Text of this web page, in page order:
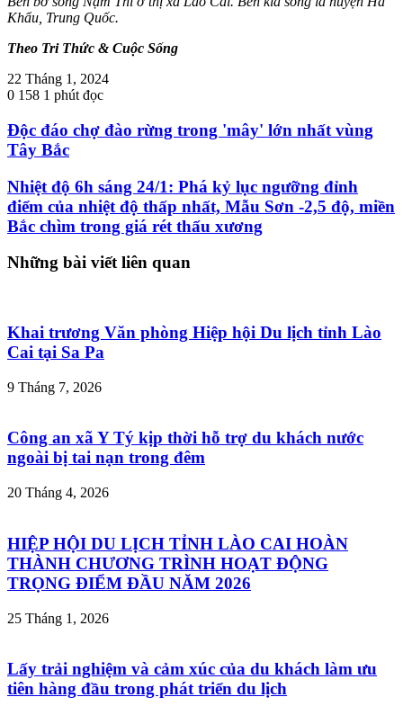
Khẩu, Trung Quốc.
Theo Tri Thức & Cuộc Sống
22 Tháng 1, 2024
0 158 1 phút đọc
Độc đáo chợ đào rừng trong 'mây' lớn nhất vùng
Tây Bắc
Nhiệt độ 6h sáng 24/1: Phá kỷ lục ngưỡng đỉnh
điểm của nhiệt độ thấp nhất, Mẫu Sơn -2,5 độ, miền
Bắc chìm trong giá rét thấu xương
Những bài viết liên quan
Khai trương Văn phòng Hiệp hội Du lịch tỉnh Lào
Cai tại Sa Pa
9 Tháng 7, 2026
Công an xã Y Tý kịp thời hỗ trợ du khách nước
ngoài bị tai nạn trong đêm
20 Tháng 4, 2026
HIỆP HỘI DU LỊCH TỈNH LÀO CAI HOÀN
THÀNH CHƯƠNG TRÌNH HOẠT ĐỘNG
TRỌNG ĐIỂM ĐẦU NĂM 2026
25 Tháng 1, 2026
Lấy trải nghiệm và cảm xúc của du khách làm ưu
tiên hàng đầu trong phát triển du lịch